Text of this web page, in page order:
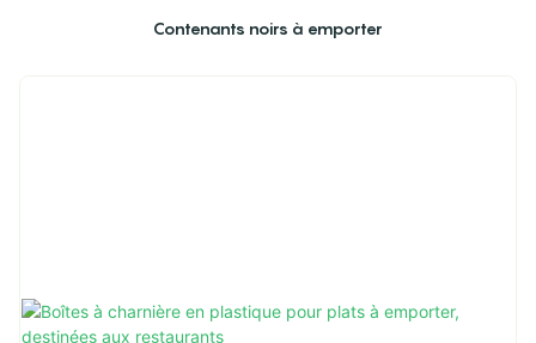
Contenants noirs à emporter